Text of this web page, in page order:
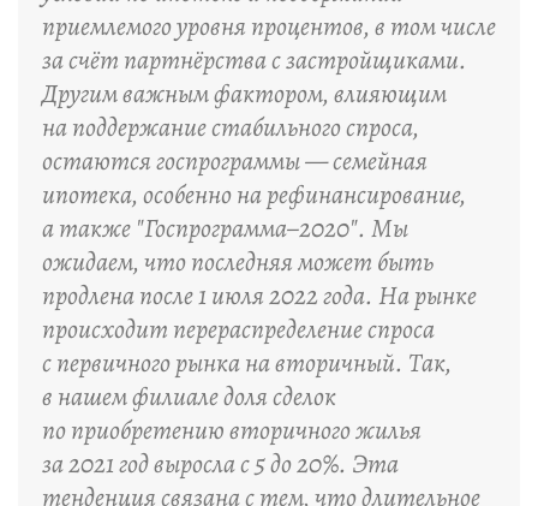
приемлемого уровня процентов, в том числе
за счёт партнёрства с застройщиками.
Другим важным фактором, влияющим
на поддержание стабильного спроса,
остаются госпрограммы — семейная
ипотека, особенно на рефинансирование,
а также "Госпрограмма–2020". Мы
ожидаем, что последняя может быть
продлена после 1 июля 2022 года. На рынке
происходит перераспределение спроса
с первичного рынка на вторичный. Так,
в нашем филиале доля сделок
по приобретению вторичного жилья
за 2021 год выросла с 5 до 20%. Эта
тенденция связана с тем, что длительное